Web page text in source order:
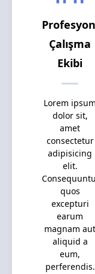
Çalışma
Ekibi
Lorem ipsum
dolor sit,
amet
consectetur
adipisicing
elit.
quos
excepturi
earum
magnam aut
aliquid a
eum,
perferendis.